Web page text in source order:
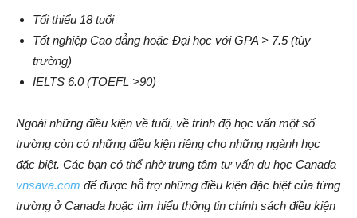
Tối thiểu 18 tuổi
Tốt nghiệp Cao đẳng hoặc Đại học với GPA > 7.5 (tùy
trường)
IELTS 6.0 (TOEFL >90)
Ngoài những điều kiện về tuổi, về trình độ học vấn một số
trường còn có những điều kiện riêng cho những ngành học
đặc biệt. Các bạn có thể nhờ trung tâm tư vấn du học Canada
vnsava.com để được hỗ trợ những điều kiện đặc biệt của từng
trường ở Canada hoặc tìm hiểu thông tin chính sách điều kiện